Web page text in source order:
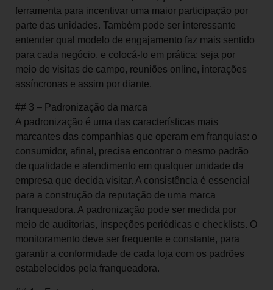
ferramenta para incentivar uma maior participação por
parte das unidades. Também pode ser interessante
entender qual modelo de engajamento faz mais sentido
para cada negócio, e colocá-lo em prática; seja por
meio de visitas de campo, reuniões online, interações
assíncronas e assim por diante.
## 3 – Padronização da marca
A padronização é uma das características mais
marcantes das companhias que operam em franquias: o
consumidor, afinal, precisa encontrar o mesmo padrão
de qualidade e atendimento em qualquer unidade da
empresa que decida visitar. A consistência é essencial
para a construção da reputação de uma marca
franqueadora. A padronização pode ser medida por
meio de auditorias, inspeções periódicas e checklists. O
monitoramento deve ser frequente e constante, para
garantir a conformidade de cada loja com os padrões
estabelecidos pela franqueadora.